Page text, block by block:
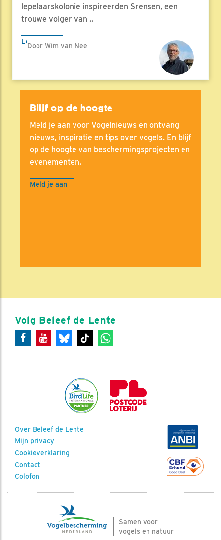
lepelaarskolonie inspireerden Srensen, een
trouwe volger van ..
Lees meer
Door Wim van Nee
Blijf op de hoogte
Meld je aan voor Vogelnieuws en ontvang
nieuws, inspiratie en tips over vogels. En blijf
op de hoogte van beschermingsprojecten en
evenementen.
Meld je aan
Volg Beleef de Lente
Over Beleef de Lente
Mijn privacy
Cookieverklaring
Contact
Colofon
Samen voor
vogels en natuur